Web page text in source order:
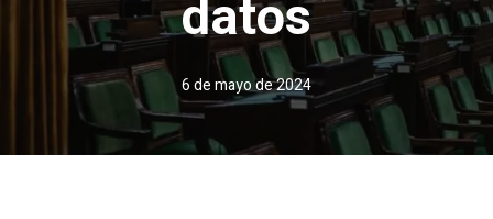
datos
6 de mayo de 2024